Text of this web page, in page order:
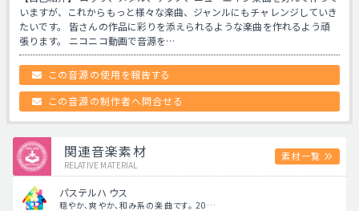
いますが、これからもっと様々な楽曲、ジャンルにもチャレンジしていき
たいです。 皆さんの作品に彩りを添えられるような楽曲を作れるよう頑
張ります。 ニコニコ動画で音源を…
この音源の使用を報告する
この音源の制作者へ問合せる
関連音楽素材
RELATIVE MATERIAL
素材一覧
パステルハウス
穏やか、爽やか、和み系の楽曲です。 20…